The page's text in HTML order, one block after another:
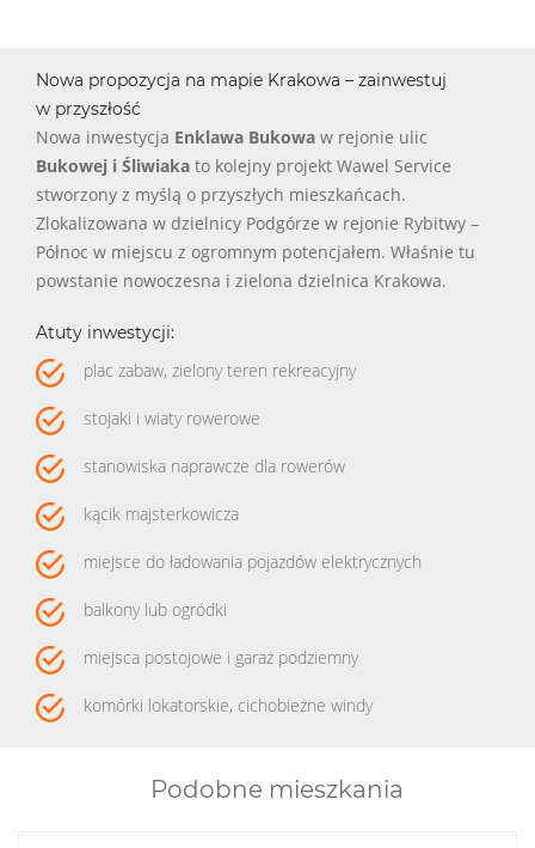
Nowa propozycja na mapie Krakowa – zainwestuj
w przyszłość
Nowa inwestycja Enklawa Bukowa w rejonie ulic
Bukowej i Śliwiaka to kolejny projekt Wawel Service
stworzony z myślą o przyszłych mieszkańcach.
Zlokalizowana w dzielnicy Podgórze w rejonie Rybitwy –
Północ w miejscu z ogromnym potencjałem. Właśnie tu
powstanie nowoczesna i zielona dzielnica Krakowa.
Atuty inwestycji:
plac zabaw, zielony teren rekreacyjny
stojaki i wiaty rowerowe
stanowiska naprawcze dla rowerów
kącik majsterkowicza
miejsce do ładowania pojazdów elektrycznych
balkony lub ogródki
miejsca postojowe i garaż podziemny
komórki lokatorskie, cichobieżne windy
Podobne mieszkania